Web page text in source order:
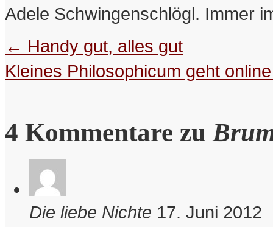
Adele Schwingenschlögl. Immer
← Handy gut, alles gut
Kleines Philosophicum geht
4 Kommentare zu
Die liebe Nichte 17. Juni 2012